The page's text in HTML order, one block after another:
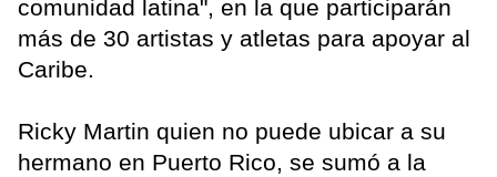
comunidad latina", en la que participarán
más de 30 artistas y atletas para apoyar al
Caribe.
Ricky Martin quien no puede ubicar a su
hermano en Puerto Rico, se sumó a la